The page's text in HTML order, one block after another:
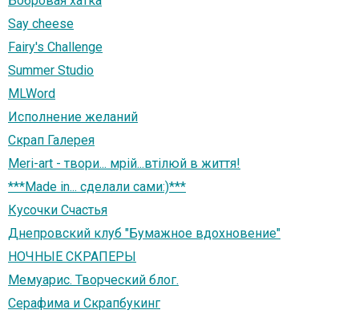
Say cheese
Fairy's Challenge
Summer Studio
MLWord
Исполнение желаний
Скрап Галерея
Meri-art - твори... мрій...втілюй в життя!
***Made in... сделали сами:)***
Кусочки Счастья
Днепровский клуб "Бумажное вдохновение"
НОЧНЫЕ СКРАПЕРЫ
Мемуарис. Творческий блог.
Серафима и Скрапбукинг